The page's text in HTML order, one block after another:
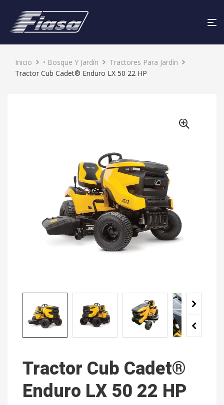
Inicio • Bosque Y Jardín
Tractores Para Jardín
Tractor Cub Cadet® Enduro LX 50 22 HP
Tractor Cub Cadet®
Enduro LX 50 22 HP